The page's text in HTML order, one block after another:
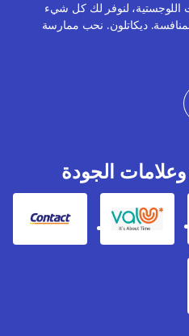
اللوجستية، لنوفر لك كل شيء
ديكاتلون. نحب ممارسة
الجودة
Valu
Contact